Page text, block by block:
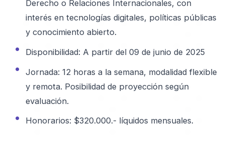
Derecho o Relaciones Internacionales, con
interés en tecnologías digitales, políticas públicas
y conocimiento abierto.
Disponibilidad: A partir del 09 de junio de 2025
Jornada: 12 horas a la semana, modalidad flexible
y remota. Posibilidad de proyección según
evaluación.
Honorarios: $320.000.- líquidos mensuales.